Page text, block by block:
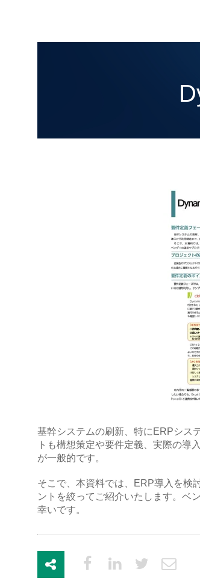
基幹システムの刷新、特にERPシス
トも構想策定や要件定義、実際の導
が一般的です。
そこで、本資料では、ERP導入を検
ントを絞ってご紹介いたします。ベ
幸いです。